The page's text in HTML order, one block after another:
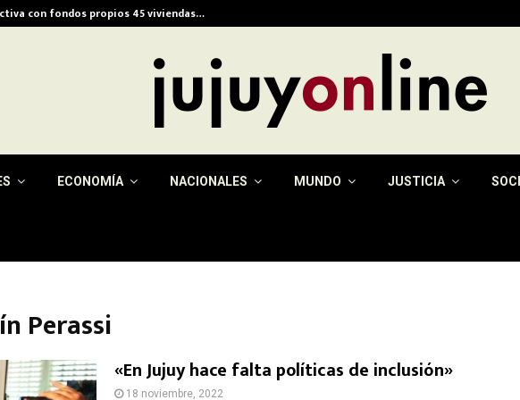
con fondos propios 45 viviendas…
ECONOMÍA NACIONALES MUNDO JUSTICIA
Perassi
«En Jujuy hace falta políticas de inclusión»
18 noviembre, 2022